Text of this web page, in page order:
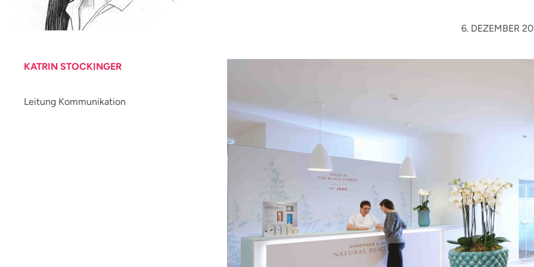
KATRIN STOCKINGER
Leitung Kommunikation
6. DEZEMBER